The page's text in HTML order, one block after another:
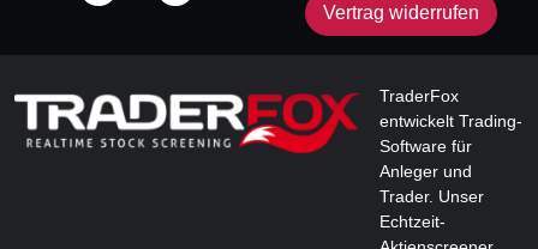
Vertrag widerrufen
TraderFox
entwickelt Trading-
Software für
Anleger und
Trader. Unser
Echtzeit-